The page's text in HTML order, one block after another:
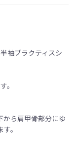
袖プラクティスシ
。
から肩甲骨部分にゆ
。